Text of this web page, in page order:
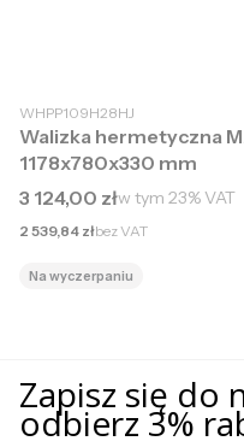
WHPP109H28HJ
Walizka hermetyczna
1178x780x330 mm
Cena brutto
3 124,00 złw tym 23%VAT
Cena netto
2 539,84 złbez VAT
Na wyczerpaniu
Zapisz się do
odbierz 3%